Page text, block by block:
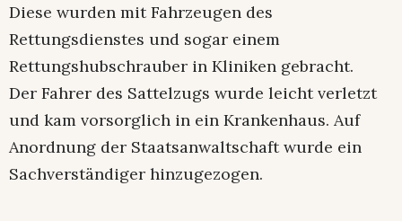
Diese wurden mit Fahrzeugen des
Rettungsdienstes und sogar einem
Rettungshubschrauber in Kliniken gebracht.
Der Fahrer des Sattelzugs wurde leicht verletzt
und kam vorsorglich in ein Krankenhaus. Auf
Anordnung der Staatsanwaltschaft wurde ein
Sachverständiger hinzugezogen.